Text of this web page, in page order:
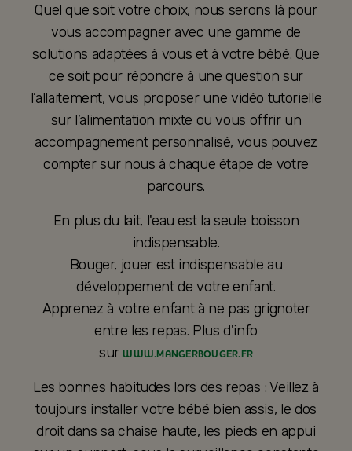
Quel que soit votre choix, nous serons là pour
vous accompagner avec une gamme de
solutions adaptées à vous et à votre bébé. Que
ce soit pour répondre à une question sur
l’allaitement, vous proposer une vidéo tutorielle
sur l’alimentation mixte ou vous offrir un
accompagnement personnalisé, vous pouvez
compter sur nous à chaque étape de votre
parcours.
En plus du lait, l'eau est la seule boisson
indispensable.
Bouger, jouer est indispensable au
développement de votre enfant.
Apprenez à votre enfant à ne pas grignoter
entre les repas. Plus d'info
surWWW.MANGERBOUGER.FR
Les bonnes habitudes lors des repas : Veillez à
toujours installer votre bébé bien assis, le dos
droit dans sa chaise haute, les pieds en appui